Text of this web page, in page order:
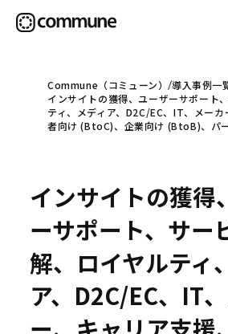
Communeについて
事例
Commune（コミューン）
導入事例一
インサイトの獲得、ユーザーサポート
ティ、メディア、D2C/EC、IT、メー
者向け (BtoC)、企業向け (BtoB)、パ
インサイトの獲得
ーサポート、サー
解、ロイヤルティ
ア、D2C/EC、IT